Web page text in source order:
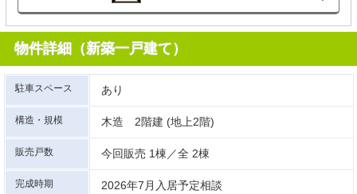
物件詳細（新築一戸建て）
駐車スペース あり
構造・規模 木造 2階建 (地上2階)
販売戸数 今回販売 1棟／全 2棟
完成時期
2026年7月入居予定相談